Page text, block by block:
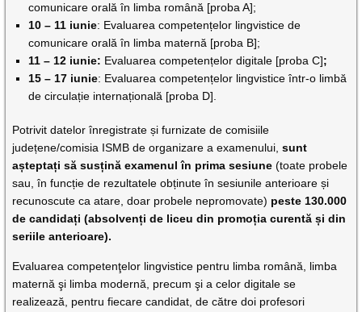
comunicare orală în limba română [proba A];
10 – 11 iunie: Evaluarea competențelor lingvistice de
comunicare orală în limba maternă [proba B];
11 – 12 iunie: Evaluarea competențelor digitale [proba C];
15 – 17 iunie: Evaluarea competențelor lingvistice într-o limbă
de circulație internațională [proba D].
Potrivit datelor înregistrate și furnizate de comisiile
județene/comisia ISMB de organizare a examenului,sunt
așteptați să susțină examenul în prima sesiune (toate probele
sau, în funcție de rezultatele obținute în sesiunile anterioare și
recunoscute ca atare, doar probele nepromovate) peste 130.000
de candidați (absolvenți de liceu din promoția curentă și din
seriile anterioare).
Evaluarea competenţelor lingvistice pentru limba română, limba
maternă şi limba modernă, precum şi a celor digitale se
realizează, pentru fiecare candidat, de către doi profesori